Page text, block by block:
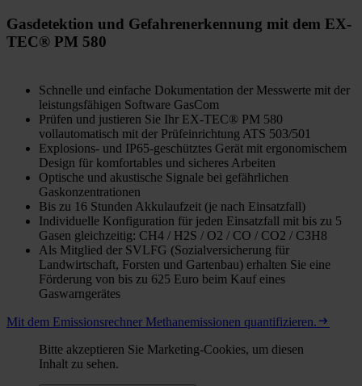
Gasdetektion und Gefahrenerkennung mit dem EX-
TEC® PM 580
Schnelle und einfache Dokumentation der Messwerte mit der
leistungsfähigen Software GasCom
Prüfen und justieren Sie Ihr EX-TEC® PM 580
vollautomatisch mit der Prüfeinrichtung ATS 503/501
Explosions- und IP65-geschütztes Gerät mit ergonomischem
Design für komfortables und sicheres Arbeiten
Optische und akustische Signale bei gefährlichen
Gaskonzentrationen
Bis zu 16 Stunden Akkulaufzeit (je nach Einsatzfall)
Individuelle Konfiguration für jeden Einsatzfall mit bis zu 5
Gasen gleichzeitig: CH4 / H2S / O2 / CO / CO2 / C3H8
Als Mitglied der SVLFG (Sozialversicherung für
Landwirtschaft, Forsten und Gartenbau) erhalten Sie eine
Förderung von bis zu 625 Euro beim Kauf eines
Gaswarngerätes
Mit dem Emissionsrechner Methanemissionen quantifizieren.
Bitte akzeptieren Sie Marketing-Cookies, um diesen
Inhalt zu sehen.